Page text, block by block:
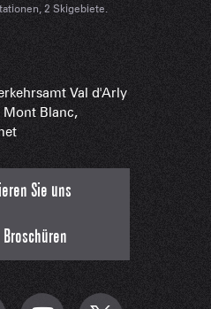
2 Skigebiete.
Val d'Arly
Mont Blanc,
Sie uns